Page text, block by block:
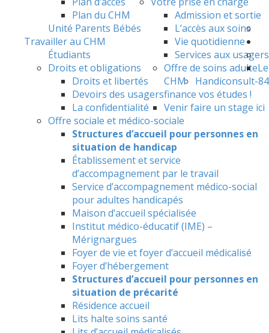
Plan du CHM
Admission et sortie
L’accès aux soins
Vie quotidienne
Services aux usagers
Droits et obligations
Droits et libertés
Devoirs des usagers
La confidentialité
Offre de soins adulte
Handiconsult-84
Offre sociale et médico-sociale
Structures d’accueil pour personnes en
situation de handicap
Établissement et service
d’accompagnement par le travail
Service d’accompagnement médico-social
pour adultes handicapés
Maison d’accueil spécialisée
Institut médico-éducatif (IME) –
Mérignargues
Foyer de vie et foyer d’accueil médicalisé
Foyer d’hébergement
Structures d’accueil pour personnes en
situation de précarité
Résidence accueil
Lits halte soins santé
Unité Parents Bébés
Travailler au CHM
Étudiants
Le
CHM
finance vos études !
Venir faire un stage ici